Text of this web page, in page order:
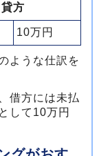
貸方
10万円
ような仕訳を
借方には未払
して10万円